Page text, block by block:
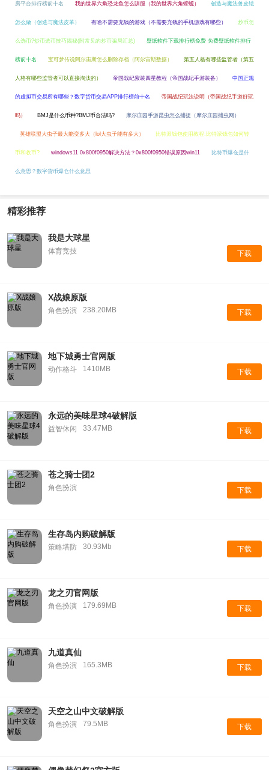
房平台排行榜前十名 我的世界六角恐龙鱼怎么驯服（我的世界六角蝾螈） 创造与魔法兽皮铠
怎么做（创造与魔法皮革） 有啥不需要充钱的游戏（不需要充钱的手机游戏有哪些） 炒币怎
么选币?炒币选币技巧揭秘(附常见的炒币骗局汇总) 壁纸软件下载排行榜免费 免费壁纸软件排行
榜前十名 宝可梦传说阿尔宙斯怎么删除存档（阿尔宙斯数据） 第五人格有哪些监管者（第五
人格有哪些监管者可以直接淘汰的） 帝国战纪紫装四星教程（帝国战纪手游装备） 中国正规
的虚拟币交易所有哪些？数字货币交易APP排行榜前十名 帝国战纪玩法说明（帝国战纪手游好玩
吗） BMJ是什么币种?BMJ币合法吗? 摩尔庄园手游昆虫怎么捕捉（摩尔庄园捕虫网）
英雄联盟大虫子最大能变多大（lol大虫子能有多大） 比特派钱包使用教程:比特派钱包如何转
币和收币? windows11 0x800f0950解决方法？0x800f0950错误原因win11 比特币爆仓是什
么意思？数字货币爆仓什么意思
精彩推荐
我是大球星
体育竞技 下载
X战娘原版
角色扮演 238.20MB 下载
地下城勇士官网版
动作格斗 1410MB 下载
永远的美味星球4破解版
益智休闲 33.47MB 下载
苍之骑士团2
角色扮演 下载
生存岛内购破解版
策略塔防 30.93Mb 下载
龙之刃官网版
角色扮演 179.69MB 下载
九道真仙
角色扮演 165.3MB 下载
天空之山中文破解版
角色扮演 79.5MB 下载